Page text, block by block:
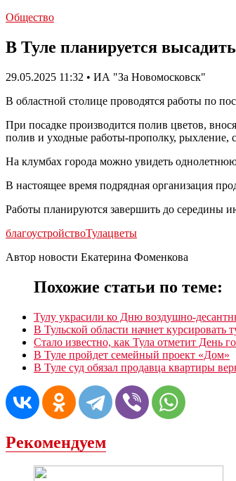
Общество
В Туле планируется
29.05.2025 11:32 • ИА "За Новомосковск"
В областной столице проводятся работы по
При посадке производится полив цветов,
полив и уходные работы-прополку, рыхление,
На клумбах города можно увидеть
В настоящее время подрядная организация
Работы планируются завершить до середины
благоустройствоТулацветы
Автор новости Екатерина Фоменкова
Похожие статьи по теме:
Тулу украсили ко Дню воздушно-
В Тульской области начнет курсировать
Стало известно, как Тула отметит День
В Туле пройдет семейный проект «Дом»
В Туле суд обязал продавца квартиры
Рекомендуем